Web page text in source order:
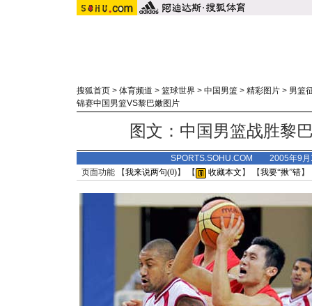
搜狐首页 > 体育频道 > 篮球世界 > 中国男篮 > 精彩图片 > 男篮
锦赛中国男篮VS黎巴嫩图片
图文：中国男篮战胜黎
SPORTS.SOHU.COM 2005年9
页面功能 【我来说两句(0)】 【 收藏本文 】 【我要“揪”错】